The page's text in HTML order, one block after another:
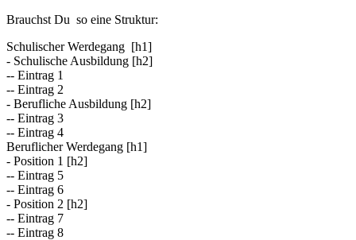
Brauchst Du so eine Struktur:
Schulischer Werdegang [h1]
- Schulische Ausbildung [h2]
-- Eintrag 1
-- Eintrag 2
- Berufliche Ausbildung [h2]
-- Eintrag 3
-- Eintrag 4
Beruflicher Werdegang [h1]
- Position 1 [h2]
-- Eintrag 5
-- Eintrag 6
- Position 2 [h2]
-- Eintrag 7
-- Eintrag 8